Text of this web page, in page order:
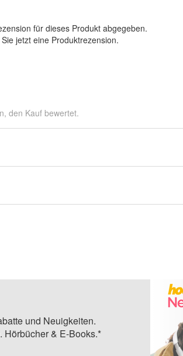
für dieses Produkt abgegeben.
jetzt eine Produktrezension.
den Kauf bewertet.
und Neuigkeiten.
Hörbücher & E-Books.*